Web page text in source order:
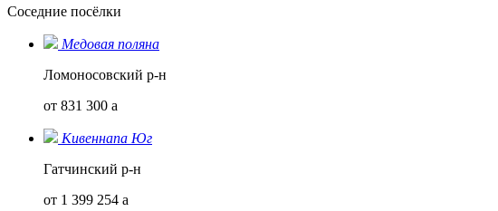
Соседние посёлки
Медовая поляна
Ломоносовский р-н
от 831 300 a
Кивеннапа Юг
Гатчинский р-н
от 1 399 254 a